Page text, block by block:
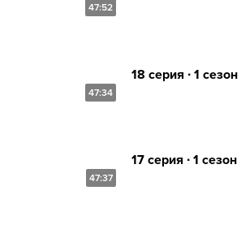
47:52
47:34
18 серия ∙ 1 сезон
47:37
17 серия ∙ 1 сезон